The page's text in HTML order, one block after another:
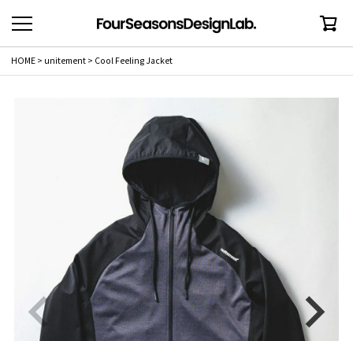
HOME unitement Cool Feeling Jacket